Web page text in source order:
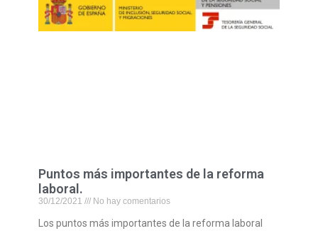
Puntos más importantes de la reforma
laboral.
30/12/2021 No hay comentarios
Los puntos más importantes de la reforma laboral